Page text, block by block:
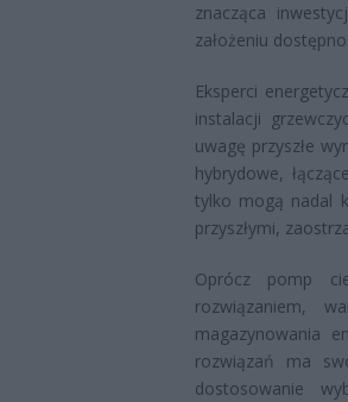
znacząca
założeniu
Eksperci
instalacji
uwagę przyszłe
hybrydowe,
tylko mogą nadal
przyszłymi,
Oprócz pomp
rozwiązaniem,
magazynowania
rozwiązań ma
dostosowanie